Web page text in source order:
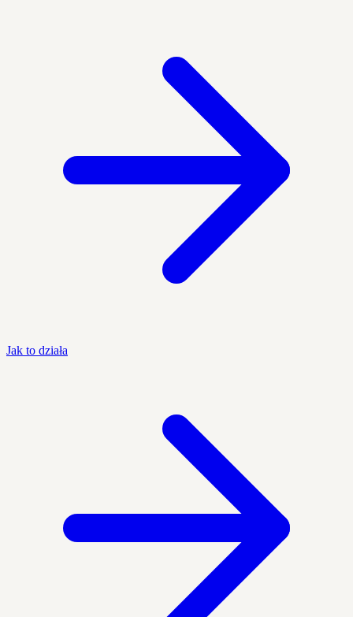
Jak to działa